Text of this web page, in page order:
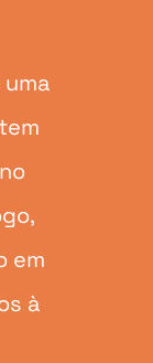
em
à